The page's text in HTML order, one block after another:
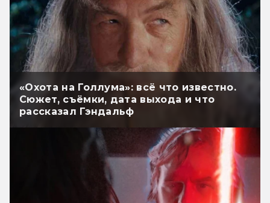
«Охота на Голлума»: всё что известно.
Сюжет, съёмки, дата выхода и что
рассказал Гэндальф